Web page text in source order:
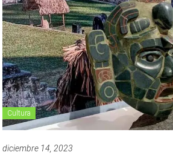
Cultura
diciembre 14, 2023